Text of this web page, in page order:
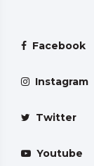
Facebook
Instagram
Twitter
Youtube